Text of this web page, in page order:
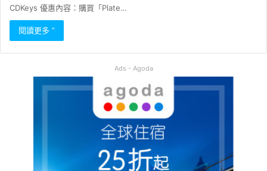
CDKeys 優惠內容：購買「Plate…
閱讀更多 ”
Ads - Agoda